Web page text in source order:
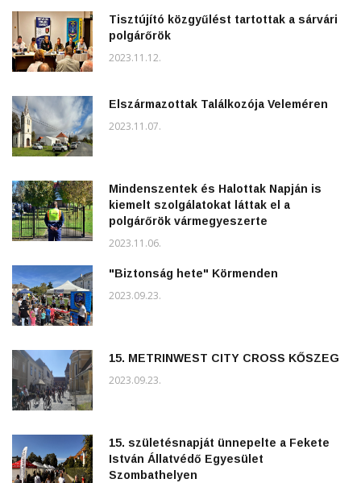
Tisztújító közgyűlést tartottak a sárvári
polgárőrök
2023.11.12.
Elszármazottak Találkozója Veleméren
2023.11.07.
Mindenszentek és Halottak Napján is
kiemelt szolgálatokat láttak el a
polgárőrök vármegyeszerte
2023.11.06.
"Biztonság hete" Körmenden
2023.09.23.
15. METRINWEST CITY CROSS KŐSZEG
2023.09.23.
15. születésnapját ünnepelte a Fekete
István Állatvédő Egyesület
Szombathelyen